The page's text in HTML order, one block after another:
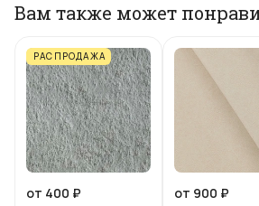
Вам также может
РАСПРОДАЖА
от 400 ₽
от 900 ₽